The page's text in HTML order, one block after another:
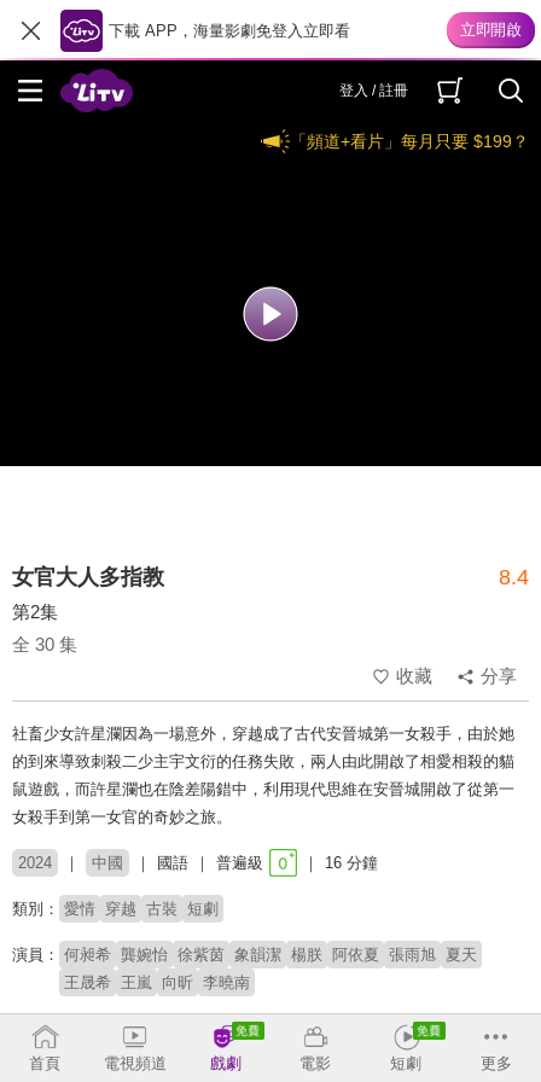
下載 APP，海量影劇免登入立即看
登入 / 註冊
「頻道+看片」每月只要 $199？
女官大人多指教 8.4
第2集
全 30 集
收藏
分享
社畜少女許星瀾因為一場意外，穿越成了古代安晉城第一女殺手，由於她
的到來導致刺殺二少主宇文衍的任務失敗，兩人由此開啟了相愛相殺的貓
鼠遊戲，而許星瀾也在陰差陽錯中，利用現代思維在安晉城開啟了從第一
女殺手到第一女官的奇妙之旅。
2024 中國 國語 普遍級 16 分鐘
類別： 愛情 穿越 古裝 短劇
演員： 何昶希 龔婉怡 徐紫茵 象韻潔 楊朕 阿依夏 張雨旭 夏天
王晟希 王嵐 向昕 李曉南
導演：
# 殺手# 短劇 # 時空穿越 # 短劇推薦 # 熱門短劇 # 免費短劇
首頁 電視頻道 戲劇 電影 短劇 更多